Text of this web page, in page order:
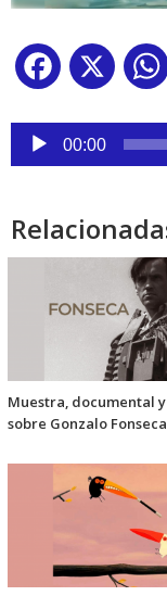
Facebook
X
Reproductor
audio
00:00
Muestra, documental
sobre Gonzalo Fonseca